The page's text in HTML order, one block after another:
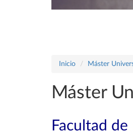
Inicio Máster
Máster
Facultad de